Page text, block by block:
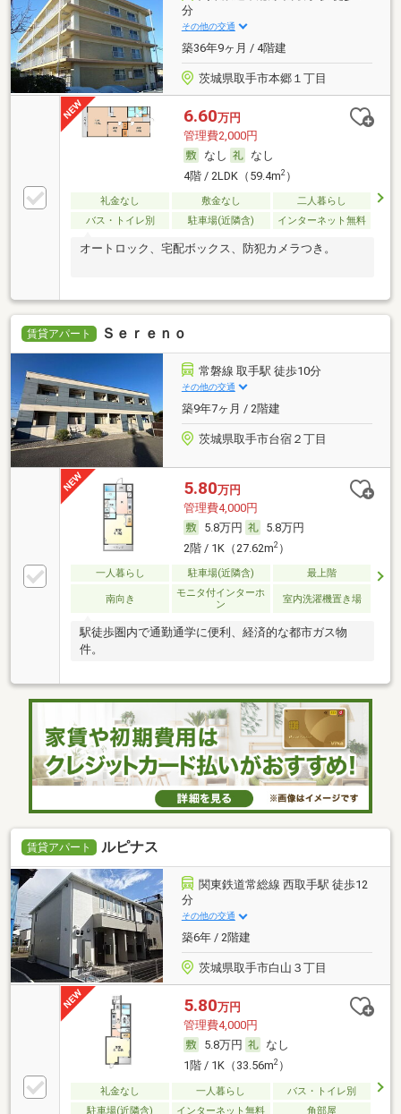
分
その他の交通
築36年9ヶ月 / 4階建
茨城県取手市本郷１丁目
6.60万円
管理費2,000円
なし
なし
4階 / 2LDK（59.4m2）
礼金なし 敷金なし
二人暮らし
バス・トイレ別
駐車場(近隣含) インターネット無料
オートロック、宅配ボックス、防犯カメラつき。
賃貸アパート Ｓｅｒｅｎｏ
常磐線 取手駅 徒歩10分
その他の交通
築9年7ヶ月 / 2階建
茨城県取手市台宿２丁目
5.80万円
管理費4,000円
5.8万円
5.8万円
2階 / 1K（27.62m2）
一人暮らし 駐車場(近隣含) 最上階
南向き
モニタ付インターホ
ン
室内洗濯機置き場
駅徒歩圏内で通勤通学に便利、経済的な都市ガス物
件。
賃貸アパート ルピナス
関東鉄道常総線 西取手駅 徒歩12
分
その他の交通
築6年 / 2階建
茨城県取手市白山３丁目
5.80万円
管理費4,000円
5.8万円
なし
1階 / 1K（33.56m2）
礼金なし 一人暮らし
バス・トイレ別
駐車場(近隣含)
インターネット無料 角部屋